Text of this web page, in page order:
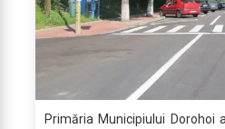
Primăria Municipiului